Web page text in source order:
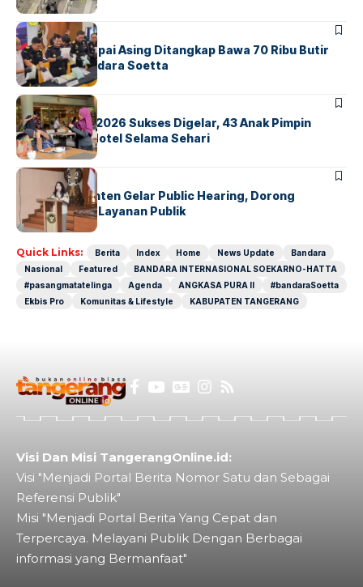
BANDARA BERITA
Kopilot Maskapai Asing Ditangkap Bawa 70 Ribu Butir
Ekstasi di Bandara Soetta
BERITAINDEX
GM For A Day 2026 Sukses Digelar, 43 Anak Pimpin
Operasional Hotel Selama Sehari
BANDARA BERITA
Karantina Banten Gelar Public Hearing, Dorong
Transparansi Layanan Publik
Quick Links: Berita Index Home News Update
Bandara
Nasional
Featured
BANDARA INTERNASIONAL SOEKARNO-HATTA
#pasangmatatelinga
Agenda ANGKASA PURA II
#bandaraSoetta
Ekbis Pro
Komunitas & Lifestyle KABUPATEN TANGERANG
Visi Dan Misi TangerangOnline.id:
Visi "Menjadi Portal Berita Nomor Satu dan Sebagai
Referensi Publik"
Misi "Menjadi Portal Berita Yang Cepat dan
Terpercaya. Melayani Publik Dengan Berbagai
informasi yang Bermanfaat"